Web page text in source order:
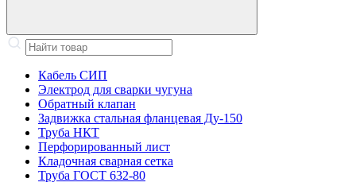
Кабель СИП
Электрод для сварки чугуна
Обратный клапан
Задвижка стальная фланцевая Ду-150
Труба НКТ
Перфорированный лист
Кладочная сварная сетка
Труба ГОСТ 632-80